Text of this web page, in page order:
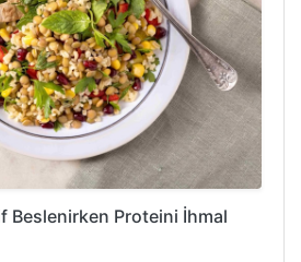
Beslenirken Proteini İhmal